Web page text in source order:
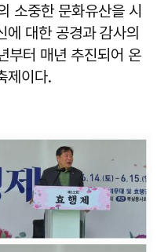
소중한 문화유산을 시
대한 공경과 감사의
부터 매년 추진되어 온
제이다.